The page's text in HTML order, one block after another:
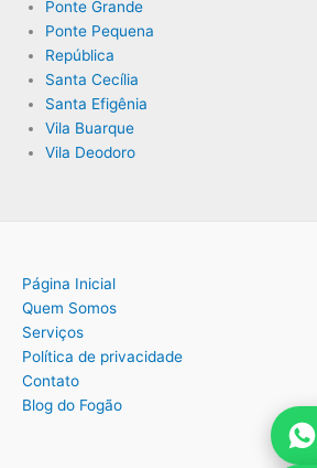
Ponte Grande
Ponte Pequena
República
Santa Cecília
Santa Efigênia
Vila Buarque
Vila Deodoro
Página Inicial
Quem Somos
Serviços
Política de privacidade
Contato
Blog do Fogão